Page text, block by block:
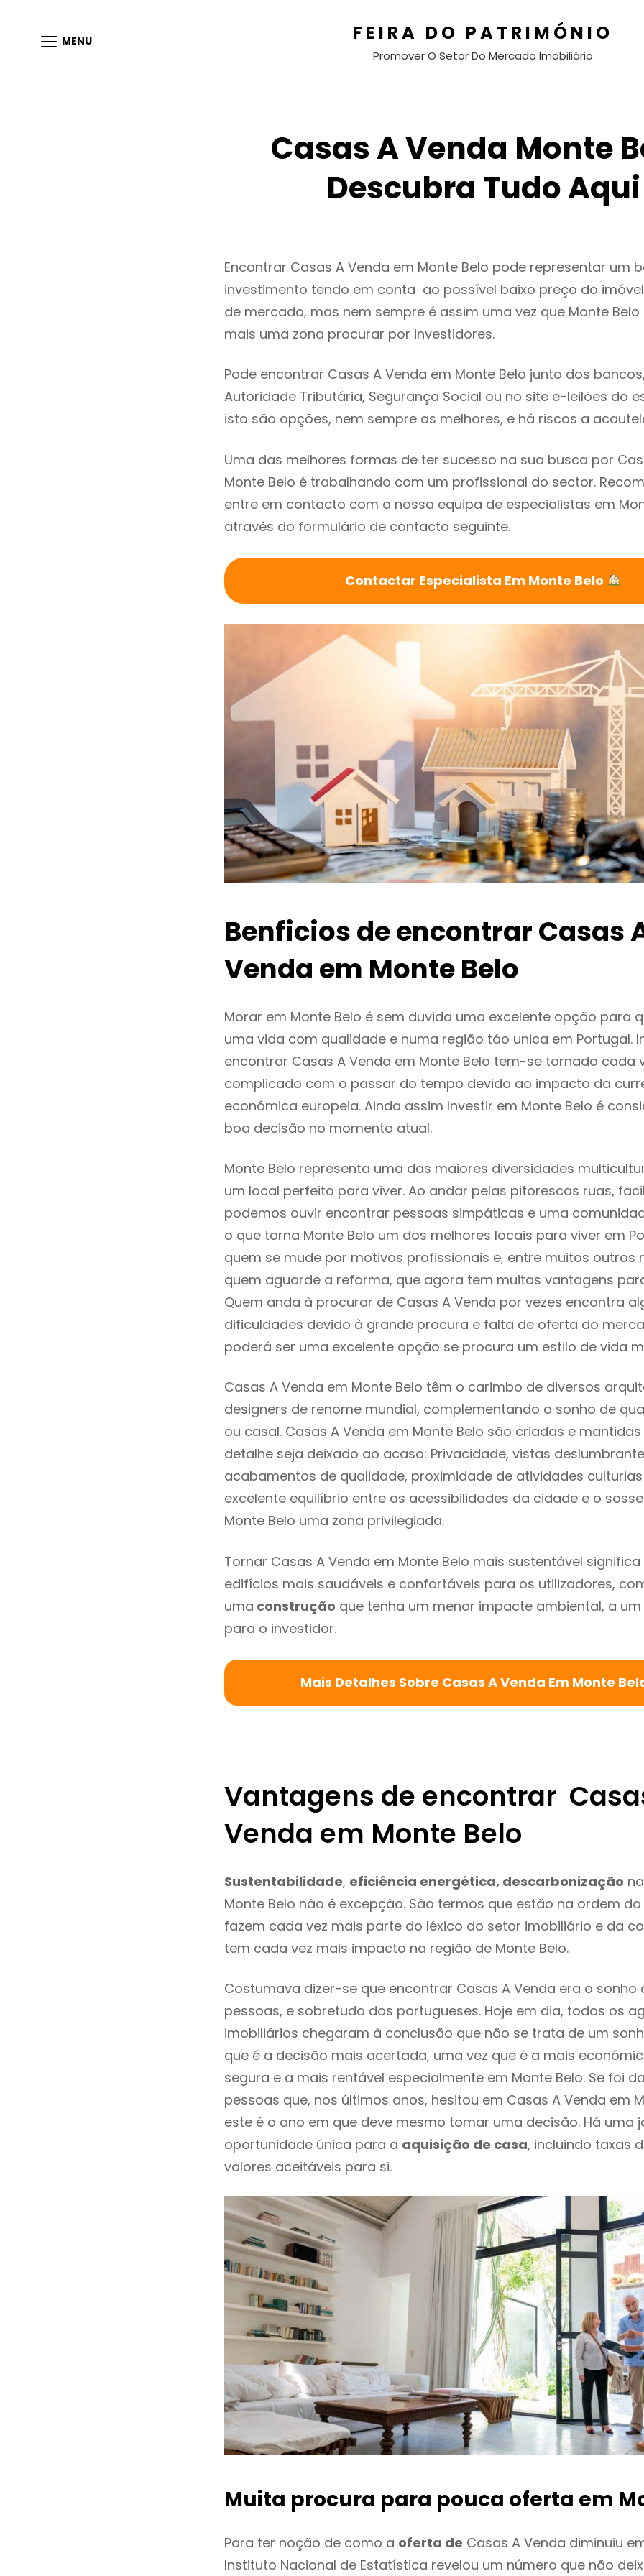
MENU FEIRA DO PATRIMÓNIO
Promover O Setor Do Mercado Imobiliário
Casas A Venda Monte
Descubra Tudo Aqui
Encontrar Casas A Venda em Monte Belo pode representar um
investimento tendo em conta ao possível baixo preço do
de mercado, mas nem sempre é assim uma vez que Monte
mais uma zona procurar por investidores.
Pode encontrar Casas A Venda em Monte Belo junto dos
Autoridade Tributária, Segurança Social ou no site e-leilões do
isto são opções, nem sempre as melhores, e há riscos a
Uma das melhores formas de ter sucesso na sua busca por
Monte Belo é trabalhando com um profissional do sector.
entre em contacto com a nossa equipa de especialistas em
através do formulário de contacto seguinte.
Contactar Especialista Em Monte Belo
Benficios de encontrar Casas
Venda em Monte Belo
Morar em Monte Belo é sem duvida uma excelente opção para
uma vida com qualidade e numa região táo unica em Portugal.
encontrar Casas A Venda em Monte Belo tem-se tornado cada
complicado com o passar do tempo devido ao impacto da
económica europeia. Ainda assim Investir em Monte Belo é
boa decisão no momento atual.
Monte Belo representa uma das maiores diversidades
um local perfeito para viver. Ao andar pelas pitorescas ruas,
podemos ouvir encontrar pessoas simpáticas e uma
o que torna Monte Belo um dos melhores locais para viver em
quem se mude por motivos profissionais e, entre muitos outros
quem aguarde a reforma, que agora tem muitas vantagens
Quem anda à procurar de Casas A Venda por vezes encontra
dificuldades devido à grande procura e falta de oferta do
poderá ser uma excelente opção se procura um estilo de vida
Casas A Venda em Monte Belo têm o carimbo de diversos
designers de renome mundial, complementando o sonho de
ou casal. Casas A Venda em Monte Belo são criadas e
detalhe seja deixado ao acaso: Privacidade, vistas
acabamentos de qualidade, proximidade de atividades
excelente equilíbrio entre as acessibilidades da cidade e o
Monte Belo uma zona privilegiada.
Tornar Casas A Venda em Monte Belo mais sustentável
edifícios mais saudáveis e confortáveis para os utilizadores,
uma construção que tenha um menor impacte ambiental, a
para o investidor.
Mais Detalhes Sobre Casas A Venda Em Monte
Vantagens de encontrar
Venda em Monte Belo
Sustentabilidade, eficiência energética, descarbonização
Monte Belo não é excepção. São termos que estão na ordem
fazem cada vez mais parte do léxico do setor imobiliário e da
tem cada vez mais impacto na região de Monte Belo.
Costumava dizer-se que encontrar Casas A Venda era o sonho
pessoas, e sobretudo dos portugueses. Hoje em dia, todos os
imobiliários chegaram à conclusão que não se trata de um
que é a decisão mais acertada, uma vez que é a mais
segura e a mais rentável especialmente em Monte Belo. Se foi
pessoas que, nos últimos anos, hesitou em Casas A Venda em
este é o ano em que deve mesmo tomar uma decisão. Há uma
oportunidade única para a aquisição de casa, incluindo taxas
valores aceitáveis para si.
Muita procura para pouca oferta em
Para ter noção de como a oferta de Casas A Venda diminuiu
Instituto Nacional de Estatística revelou um número que não